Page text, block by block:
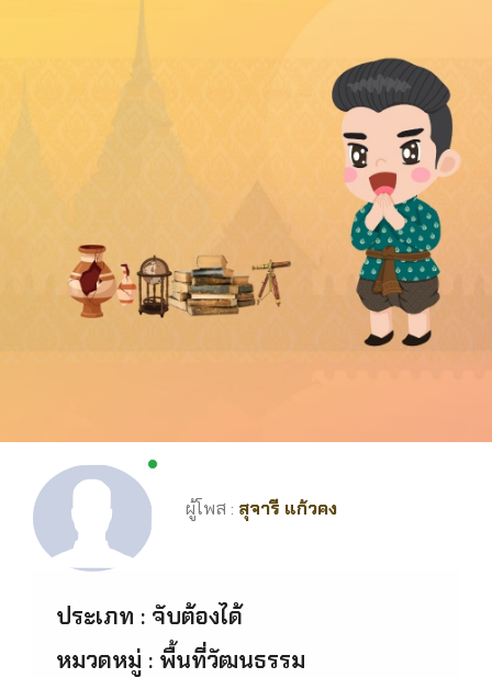
New alerts
ผู้โพส : สุจารี แก้วคง
ประเภท : จับต้องได้
หมวดหมู่ : พื้นที่วัฒนธรรม